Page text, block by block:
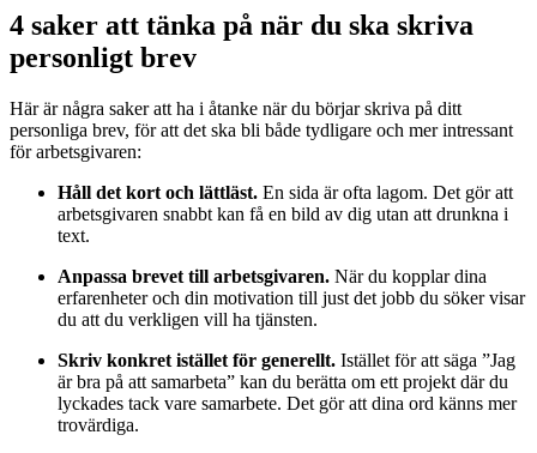
4 saker att tänka på när du ska skriva
personligt brev
Här är några saker att ha i åtanke när du börjar skriva på ditt
personliga brev, för att det ska bli både tydligare och mer intressant
för arbetsgivaren:
Håll det kort och lättläst. En sida är ofta lagom. Det gör att
arbetsgivaren snabbt kan få en bild av dig utan att drunkna i
text.
Anpassa brevet till arbetsgivaren. När du kopplar dina
erfarenheter och din motivation till just det jobb du söker visar
du att du verkligen vill ha tjänsten.
Skriv konkret istället för generellt. Istället för att säga ”Jag
är bra på att samarbeta” kan du berätta om ett projekt där du
lyckades tack vare samarbete. Det gör att dina ord känns mer
trovärdiga.